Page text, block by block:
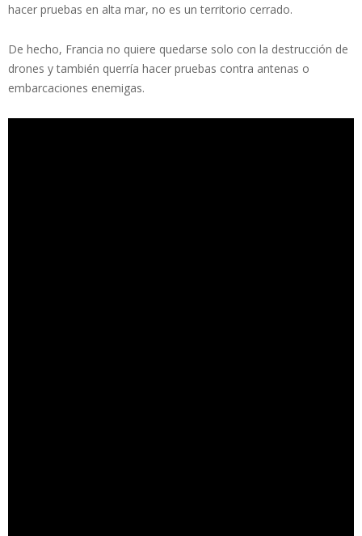
hacer pruebas en alta mar, no es un territorio cerrado.
De hecho, Francia no quiere quedarse solo con la destrucción de
drones y también querría hacer pruebas contra antenas o
embarcaciones enemigas.